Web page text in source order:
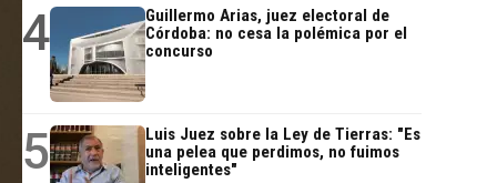
4
Guillermo Arias, juez electoral de
Córdoba: no cesa la polémica por el
concurso
5
Luis Juez sobre la Ley de Tierras: "Es
una pelea que perdimos, no fuimos
inteligentes"